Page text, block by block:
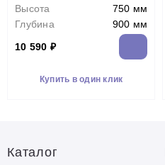
Высота
750 мм
Глубина
900 мм
10 590 ₽
Купить в один клик
Каталог